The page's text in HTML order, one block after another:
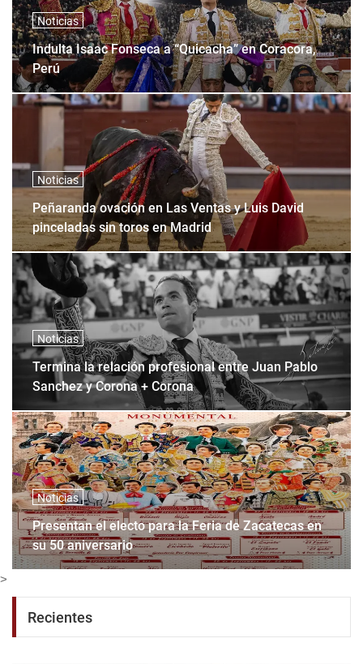
Noticias
Indulta Isaac Fonseca a “Quicacha” en Coracora,
Perú
Noticias
Peñaranda ovación en Las Ventas y Luis David
pinceladas sin toros en Madrid
Noticias
Termina la relación profesional entre Juan Pablo
Sanchez y Corona + Corona
Noticias
Presentan el electo para la Feria de Zacatecas en
su 50 aniversario
>
Recientes